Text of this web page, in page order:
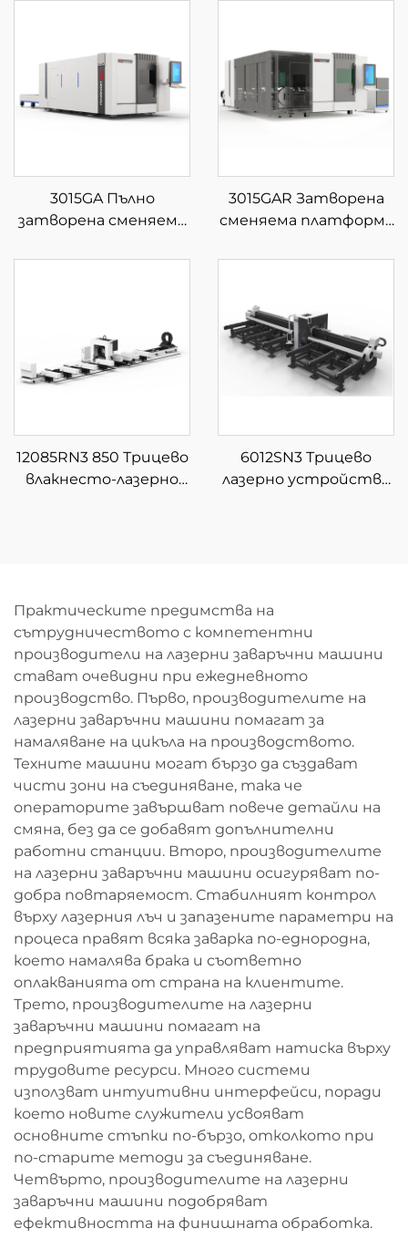
3015GA Пълно
затворена сменяема
лазерна рязка
3015GAR Затворена
сменяема платформа
лазерна рязка на
12085RN3 850 Трицево
влакнесто-лазерно
6012SN3 Трицево
лазерно устройство
Практическите предимства на
сътрудничеството с компетентни
производители на лазерни заваръчни машини
стават очевидни при ежедневното
производство. Първо, производителите на
лазерни заваръчни машини помагат за
намаляване на цикъла на производството.
Техните машини могат бързо да създават
чисти зони на съединяване, така че
операторите завършват повече детайли на
смяна, без да се добавят допълнителни
работни станции. Второ, производителите
на лазерни заваръчни машини осигуряват по-
добра повтаряемост. Стабилният контрол
върху лазерния лъч и запазените параметри на
процеса правят всяка заварка по-еднородна,
което намалява брака и съответно
оплакванията от страна на клиентите.
Трето, производителите на лазерни
заваръчни машини помагат на
предприятията да управляват натиска върху
трудовите ресурси. Много системи
използват интуитивни интерфейси, поради
което новите служители усвояват
основните стъпки по-бързо, отколкото при
по-старите методи за съединяване.
Четвърто, производителите на лазерни
заваръчни машини подобряват
ефективността на финишната обработка.